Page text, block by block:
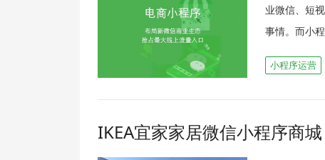
业微信、短
事情。而小
小程序运营
IKEA宜家家居微信小程序商